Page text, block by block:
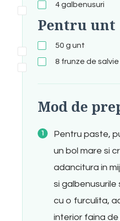
4galbenusuri
Pentru unt
50 g unt
8 frunze de salvie
Mod de
Pentru paste,
un bol mare si
adancitura in
si
cu o furculita,
interior faina